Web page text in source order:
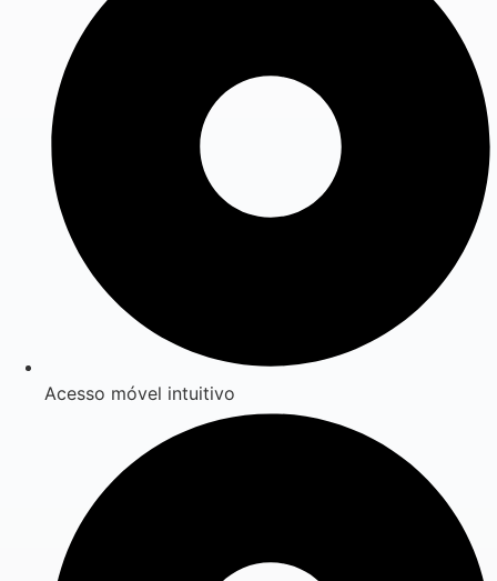
Acesso móvel intuitivo